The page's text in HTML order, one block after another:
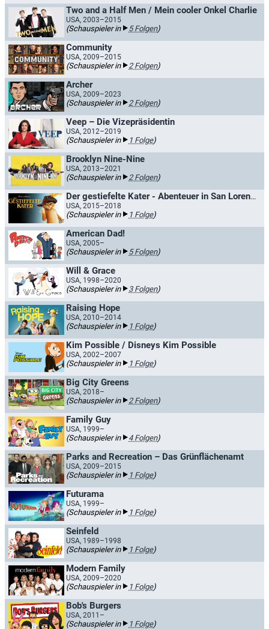
Two and a Half Men / Mein cooler Onkel Charlie
USA, 2003–2015
(Schauspieler in 5 Folgen)
Community
USA, 2009–2015
(Schauspieler in 2 Folgen)
Archer
USA, 2009–2023
(Schauspieler in 2 Folgen)
Veep – Die Vizepräsidentin
USA, 2012–2019
(Schauspieler in 1 Folge)
Brooklyn Nine-Nine
USA, 2013–2021
(Schauspieler in 2 Folgen)
Der gestiefelte Kater - Abenteuer in San Lorenzo / Puss in Boots
USA, 2015–2018
(Schauspieler in 1 Folge)
American Dad!
USA, 2005–
(Schauspieler in 5 Folgen)
Will & Grace
USA, 1998–2020
(Schauspieler in 3 Folgen)
Raising Hope
USA, 2010–2014
(Schauspieler in 1 Folge)
Kim Possible / Disneys Kim Possible
USA, 2002–2007
(Schauspieler in 1 Folge)
Big City Greens
USA, 2018–
(Schauspieler in 2 Folgen)
Family Guy
USA, 1999–
(Schauspieler in 4 Folgen)
Parks and Recreation – Das Grünflächenamt
USA, 2009–2015
(Schauspieler in 1 Folge)
Futurama
USA, 1999–
(Schauspieler in 1 Folge)
Seinfeld
USA, 1989–1998
(Schauspieler in 1 Folge)
Modern Family
USA, 2009–2020
(Schauspieler in 1 Folge)
Bob's Burgers
USA, 2011–
(Schauspieler in 1 Folge)